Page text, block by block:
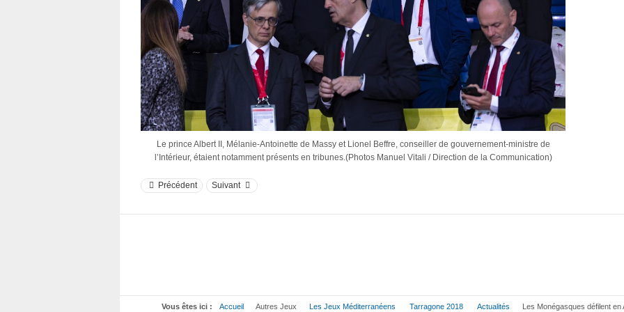
Le prince Albert II, Mélanie-Antoinette de Massy et Lionel Beffre, conseiller de gouvernement-ministre de
l’Intérieur, étaient notamment présents en tribunes.(Photos Manuel Vitali / Direction de la Communication)
Précédent Suivant
Vous êtes ici : Accueil Autres Jeux Les Jeux Méditerranéens Tarragone 2018 Actualités Les Monégasques défilent en